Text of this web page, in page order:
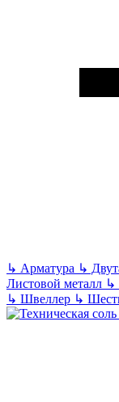
↳ Арматура ↳
Листовой металл ↳
↳ Швеллер ↳